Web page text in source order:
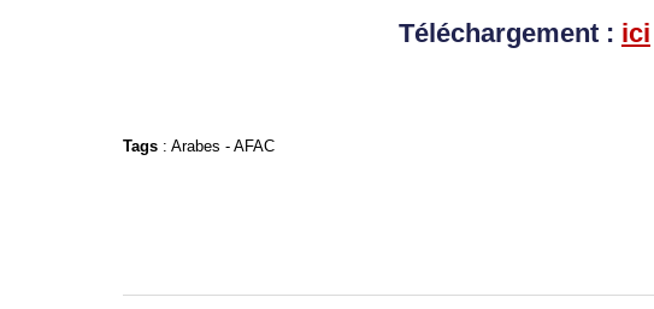
Téléchargement : ici
Tags :Arabes -AFAC